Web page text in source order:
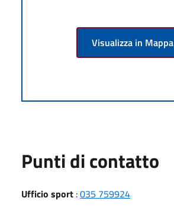
Visualizza in Mappa
Punti di contatto
Ufficio sport :035 759924